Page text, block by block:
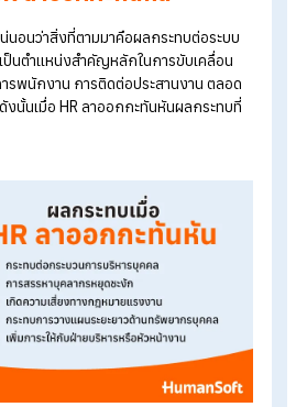
ยงสะดุดตามไปด้วย จึงไม่ควรมองข้าม หรื
” เพราะความต่อเนื่องและความถูกต้องใน
นที
น แน่นอนว่าสิ่งที่ตามมาคือผลกระทบต่อระ
ถือเป็นตำแหน่งสำคัญหลักในการขับเคลื่อน
จัดการพนักงาน การติดต่อประสานงาน ตล
ง ๆ ดังนั้นเมื่อ HR ลาออกกะทันหันผลกระท